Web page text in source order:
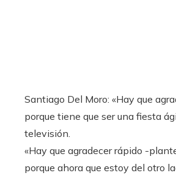
Santiago Del Moro: «Hay que
porque tiene que ser una fiesta
televisión.
«Hay que agradecer rápido -
porque ahora que estoy del otro